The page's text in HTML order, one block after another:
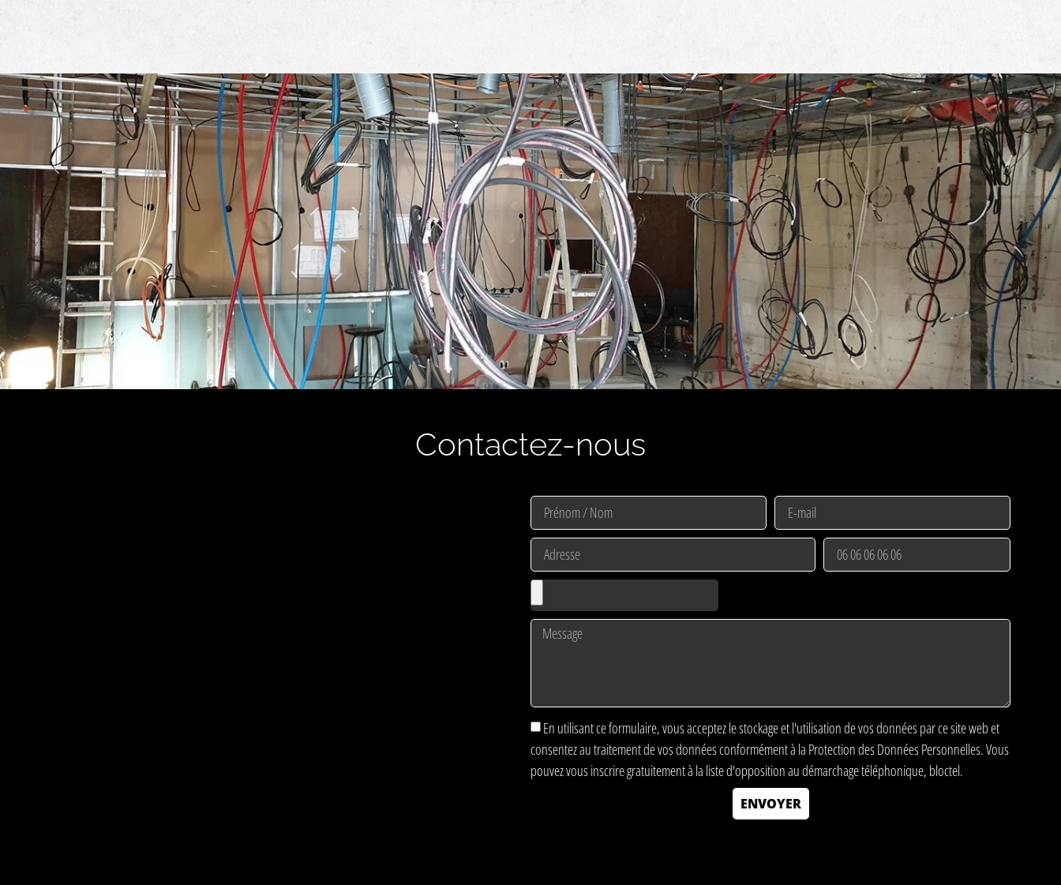
Contactez-nous
En utilisant ce formulaire, vous acceptez le stockage et l'utilisation de vos données par ce site web et
consentez au traitement de vos données conformément à la Protection des Données Personnelles. Vous
pouvez vous inscrire gratuitement à la liste d'opposition au démarchage téléphonique, bloctel.
ENVOYER